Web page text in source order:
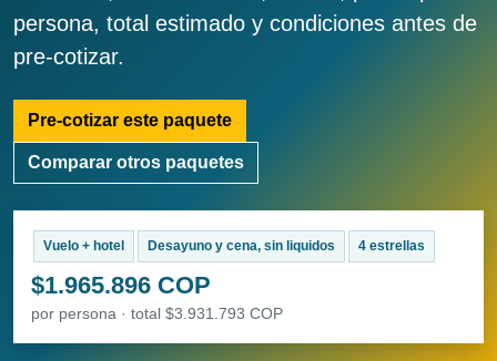
persona, total estimado y condiciones antes de
pre-cotizar.
Pre-cotizar este paquete
Comparar otros paquetes
Vuelo + hotel Desayuno y cena, sin liquidos 4 estrellas
$1.965.896 COP
por persona · total $3.931.793 COP